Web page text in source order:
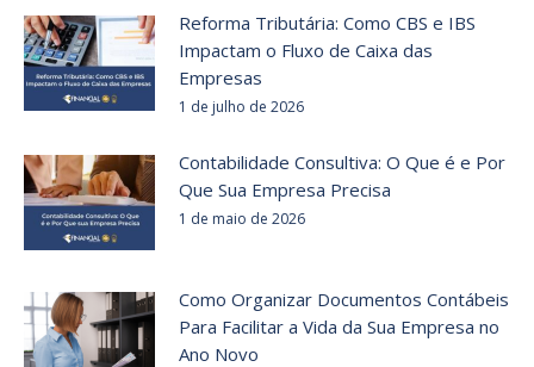
Reforma Tributária: Como CBS e IBS
Impactam o Fluxo de Caixa das
Empresas
1 de julho de 2026
Contabilidade Consultiva: O Que é e Por
Que Sua Empresa Precisa
1 de maio de 2026
Como Organizar Documentos Contábeis
Para Facilitar a Vida da Sua Empresa no
Ano Novo